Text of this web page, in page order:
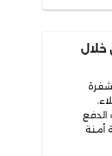
خلال
الدفع
أمنة